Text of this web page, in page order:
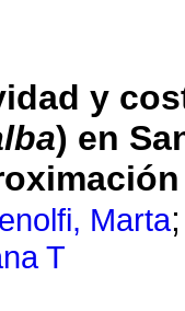
y
) en
Marta
T